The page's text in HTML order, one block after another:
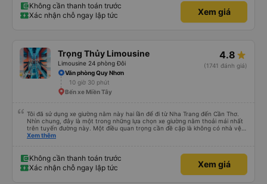
thì chắc chắn quy công ty là nhà xe được yêu thích và lựa chọn số 1 quy
nhơn. rất cảm ơn quý anh chị em cty cũng như chị Thảo đã lắng nghe và
tiếp nhận. " khách hàng thân thiết nhiều năm của nhà xe từ thời sinh viên"
Không cần thanh toán trước
Xác nhận chỗ ngay lập tức
Xem giá
Trọng Thủy Limousine
Limousine 24 phòng Đôi
4.8
(1741 đánh giá)
Văn phòng Quy Nhơn
10 giờ 30 phút
Bến xe Miền Tây
Tôi đã sử dụng xe giường nằm này hai lần để đi từ Nha Trang đến Cần Thơ.
Nhìn chung, đây là một trong những lựa chọn xe giường nằm thoải mái nhất
trên tuyến đường này. Một điều quan trọng cần đề cập là không có nhà vệ
sinh trên xe, điều này có thể gây khó chịu trên một hành trình dài xuyên
chậm khoảng một tiếng, nhưng công ty đã thông báo trước cho tôi, nên tôi
không gặp vấn đề gì. Xe khá thoải mái, có chăn và hai gối, và các tài xế lịch
sự và thân thiện. Có các điểm dừng nghỉ vào khoảng 4:00 sáng và 9:00
Xem thêm
Không cần thanh toán trước
Xác nhận chỗ ngay lập tức
Xem giá